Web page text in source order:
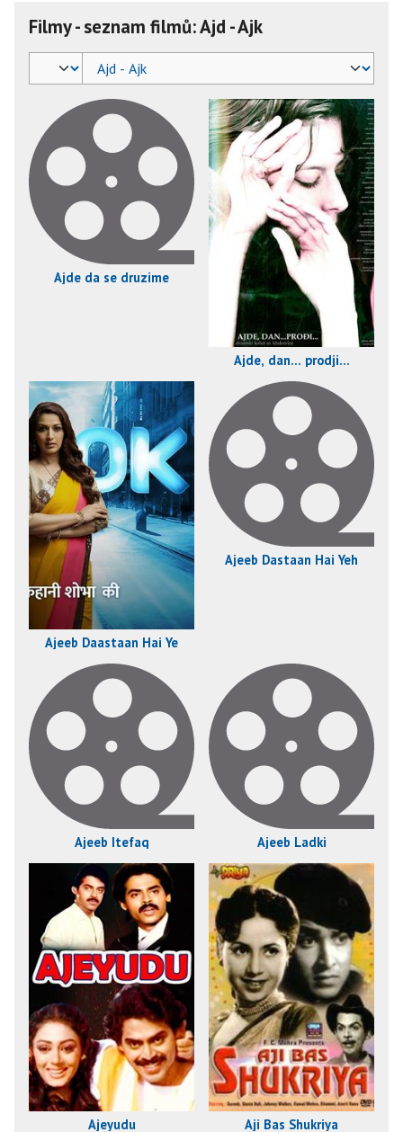
Filmy - seznam filmů: Ajd - Ajk
Ajde da se druzime
Ajde, dan... prodji...
Ajeeb Daastaan Hai Ye
Ajeeb Dastaan Hai Yeh
Ajeeb Itefaq Ajeeb Ladki
Ajeyudu Aji Bas Shukriya